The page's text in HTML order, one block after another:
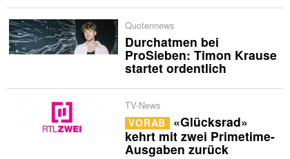
Quotennews
Durchatmen bei
ProSieben: Timon Krause
startet ordentlich
TV-News
VORAB «Glücksrad»
kehrt mit zwei Primetime-
Ausgaben zurück